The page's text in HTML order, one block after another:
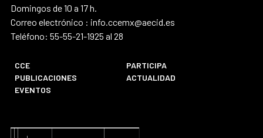
Domingos de 10 a 17 h.
Correo electrónico : info.ccemx@aecid.es
Teléfono: 55-55-21-1925 al 28
CCE
PARTICIPA
PUBLICACIONES
ACTUALIDAD
EVENTOS